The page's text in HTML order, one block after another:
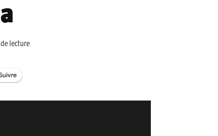
lecture